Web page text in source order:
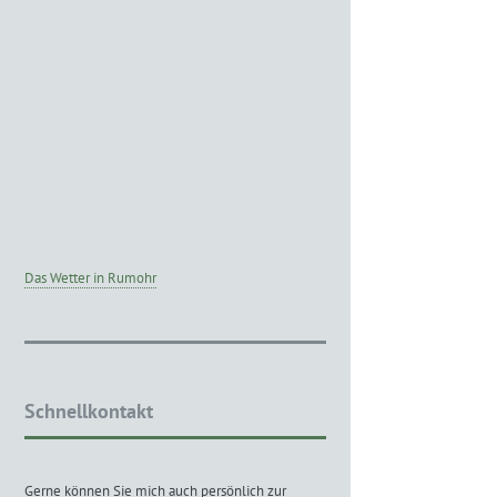
Das Wetter in Rumohr
Schnellkontakt
Gerne können Sie mich auch persönlich zur